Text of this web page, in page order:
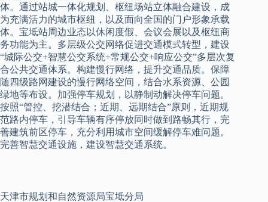
体。通过站城一体化规划、枢纽场站立体融合建设，成
为充满活力的城市枢纽，以及面向全国的门户形象承载
体。宝坻站周边业态以休闲度假、会议会展以及枢纽商
务功能为主。多层级公交网络促进交通模式转型，建设
“城际公交+智慧公交系统+常规公交+响应公交”多层次复
合公共交通体系。构建慢行网络，提升交通品质。保障
随四级路网建设的慢行网络空间，结合水系资源、公园
绿地等布设。加强停车规划，以静制动解决停车问题。
按照“管控、挖潜结合；近期、远期结合”原则，近期规
范路内停车，引导车辆有序停放同时做到路畅其行，完
善建筑前区停车，充分利用城市空间缓解停车难问题。
完善智慧交通设施，建设智慧交通系统。
天津市规划和自然资源局宝坻分局